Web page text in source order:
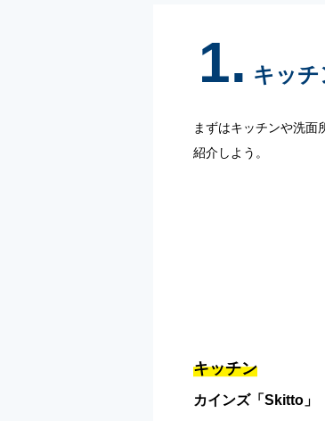
1. キッ
まずはキッチンや洗面
紹介しよう。
キッチン
カインズ「Skitto」